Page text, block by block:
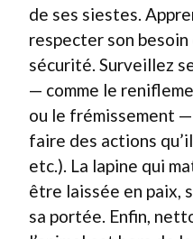
de ses siestes.
respecter son
sécurité. Surveillez
— comme le
ou le frémissement
faire des actions
etc.). La lapine qui
être laissée en paix,
sa portée. Enfin,